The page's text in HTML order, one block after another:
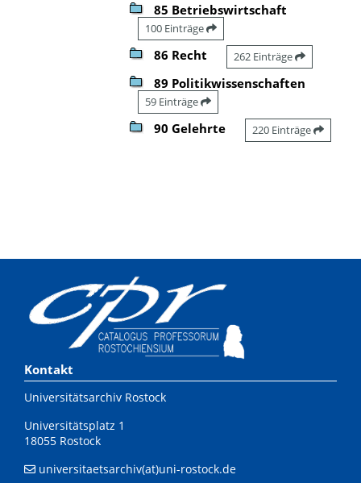
85 Betriebswirtschaft
100 Einträge
86 Recht 262 Einträge
89 Politikwissenschaften
59 Einträge
90 Gelehrte 220 Einträge
Kontakt
Universitätsarchiv Rostock
Universitätsplatz 1
18055 Rostock
universitaetsarchiv(at)uni-rostock.de